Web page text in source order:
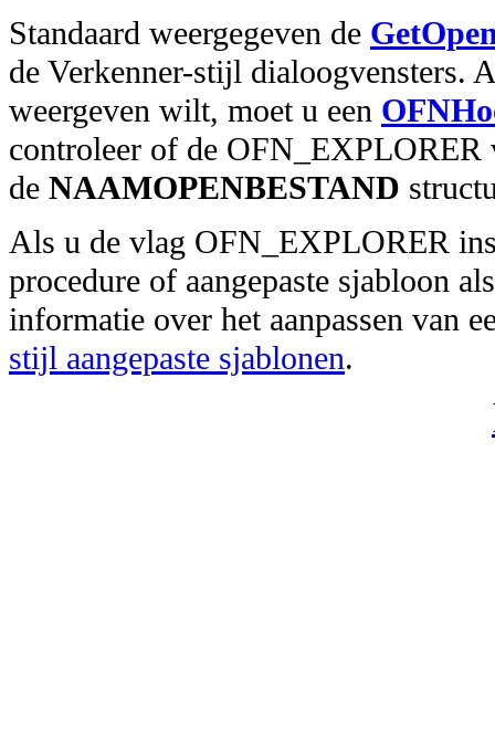
Standaard weergegeven de
de Verkenner-stijl dialoogvensters.
weergeven wilt, moet u een
controleer of de
de NAAMOPENBESTAND
Als u de vlag OFN_EXPLORER
procedure of aangepaste sjabloon
informatie over het aanpassen van
stijl aangepaste sjablonen.